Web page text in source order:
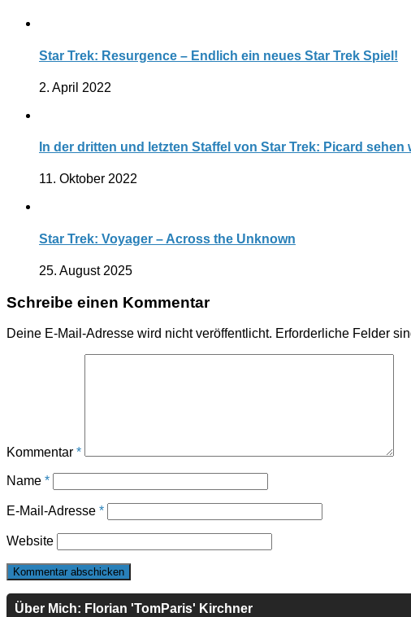
Star Trek: Resurgence – Endlich ein neues Star Trek Spiel!
2. April 2022
In der dritten und letzten Staffel von Star Trek: Picard sehen
11. Oktober 2022
Star Trek: Voyager – Across the Unknown
25. August 2025
Schreibe einen Kommentar
Deine E-Mail-Adresse wird nicht veröffentlicht. Erforderliche Felder
Kommentar *
Name *
E-Mail-Adresse *
Website
Über Mich: Florian 'TomParis' Kirchner